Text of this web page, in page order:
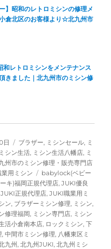
】昭和のレトロミシンの修理メ
倉北区のお客様より☆北九州市
和レトロミシンをメンテナンス
きました｜北九州市のミシン修
日
カ
テ
ゴ
リ
ー
ブラザー, ミシンセール, ミ
ミシン生活, ミシン生活八幡店, ミ
州市のミシン修理・販売専門店
業用ミシン
タ
グ
babylock(ベビー
キ)福岡正規代理店,JUKI優良
JUKI正規代理店,JUKI職業用ミ
ン, ブラザーミシン修理, ミシン,
修理福岡, ミシン専門店, ミシン
活小倉南本店, ロックミシン,下
,中間市ミシン修理, 八幡東区ミ
九州 ,北九州JUKI,北九州ミシ